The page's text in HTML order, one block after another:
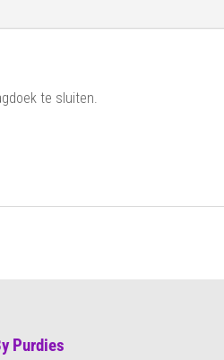
te sluiten.
Purdies